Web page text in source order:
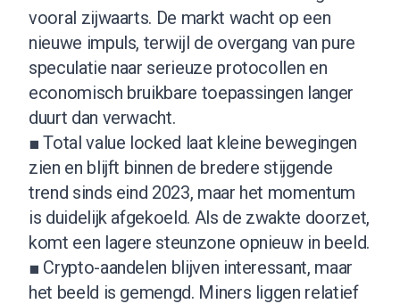
vooral zijwaarts. De markt wacht op een
nieuwe impuls, terwijl de overgang van pure
speculatie naar serieuze protocollen en
economisch bruikbare toepassingen langer
duurt dan verwacht.
■ Total value locked laat kleine bewegingen
zien en blijft binnen de bredere stijgende
trend sinds eind 2023, maar het momentum
is duidelijk afgekoeld. Als de zwakte doorzet,
komt een lagere steunzone opnieuw in beeld.
■ Crypto-aandelen blijven interessant, maar
het beeld is gemengd. Miners liggen relatief